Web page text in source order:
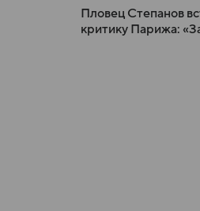
Пловец Степанов
критику Парижа: